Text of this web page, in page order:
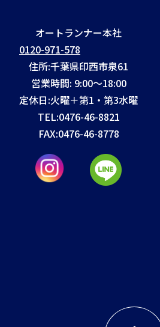
オートランナー本社
0120-971-578
住所:千葉県印西市泉61
営業時間: 9:00～18:00
定休日:火曜＋第1・第3水曜
TEL:0476-46-8821
FAX:0476-46-8778